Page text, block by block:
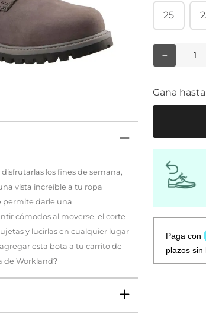
los fines de semana,
vista increíble a tu ropa
permite darle una
cómodos al moverse, el corte
y lucirlas en cualquier lugar
esta bota a tu carrito de
de Workland?
25
－
Gana hasta